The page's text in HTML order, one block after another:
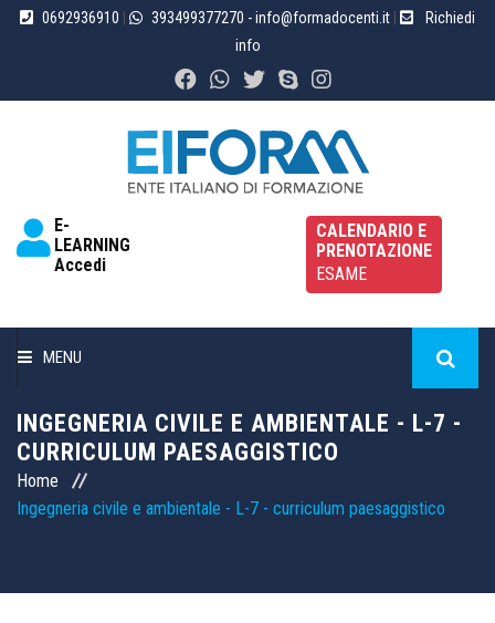
0692936910 393499377270 - info@formadocenti.it
Richiedi
info
E-
LEARNING
Accedi
CALENDARIO E
PRENOTAZIONE
ESAME
MENU
HOME
CHI SIAMO
INGEGNERIA CIVILE E AMBIENTALE - L-7 -
CURRICULUM PAESAGGISTICO
Home
Ingegneria civile e ambientale - L-7 - curriculum paesaggistico